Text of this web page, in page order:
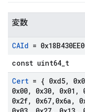
変数
CAId =
const uint64_t
Cert = { 0xd5,
0x00, 0x30, 0x01 ,
0x2f, 0x67, 0x6a ,